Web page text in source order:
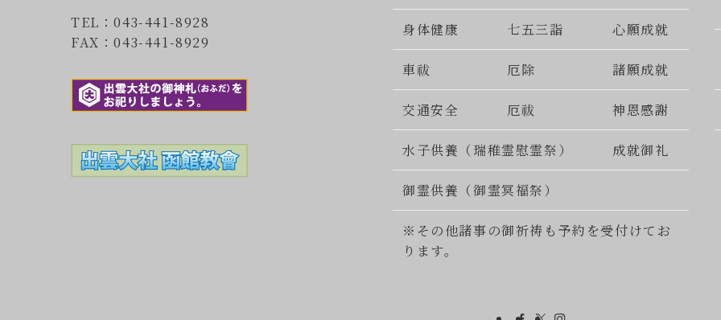
TEL：043-441-8928
FAX：043-441-8929
身体健康 七五三詣 心願成就
車祓 厄除 諸願成就
交通安全 厄祓 神恩感謝
水子供養（瑞稚霊慰霊祭） 成就御礼
御霊供養（御霊冥福祭）
※その他諸事の御祈祷も予約を受付けてお
ります。